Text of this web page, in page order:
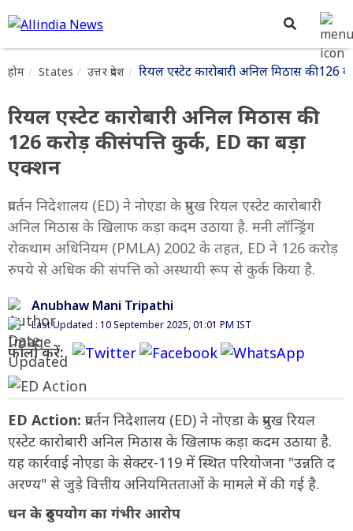
होम States उत्तर प्रदेश रियल एस्टेट कारोबारी अनिल मिठास की 126
रियल एस्टेट कारोबारी अनिल मिठास की
126 करोड़ की संपत्ति कुर्क, ED का बड़ा
एक्शन
प्रवर्तन निदेशालय (ED) ने नोएडा के प्रमुख रियल एस्टेट कारोबारी
अनिल मिठास के खिलाफ कड़ा कदम उठाया है. मनी लॉन्ड्रिंग
रोकथाम अधिनियम (PMLA) 2002 के तहत, ED ने 126 करोड़
रुपये से अधिक की संपत्ति को अस्थायी रूप से कुर्क किया है.
Anubhaw Mani Tripathi
Last Updated : 10 September 2025, 01:01 PM IST
फॉलो करें:
ED Action: प्रवर्तन निदेशालय (ED) ने नोएडा के प्रमुख रियल
एस्टेट कारोबारी अनिल मिठास के खिलाफ कड़ा कदम उठाया है.
यह कार्रवाई नोएडा के सेक्टर-119 में स्थित परियोजना "उन्नति द
अरण्य" से जुड़े वित्तीय अनियमितताओं के मामले में की गई है.
धन के दुरुपयोग का गंभीर आरोप